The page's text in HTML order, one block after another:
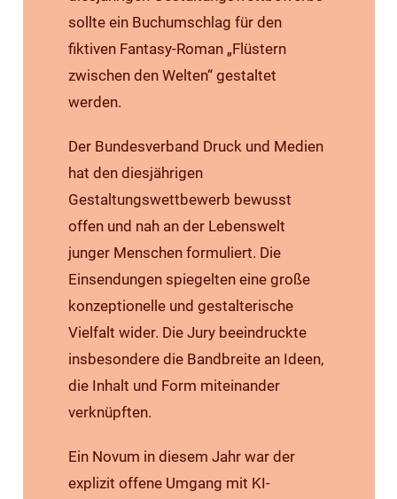
sollte ein Buchumschlag für den
fiktiven Fantasy-Roman „Flüstern
zwischen den Welten“ gestaltet
werden.
Der Bundesverband Druck und Medien
hat den diesjährigen
Gestaltungswettbewerb bewusst
offen und nah an der Lebenswelt
junger Menschen formuliert. Die
Einsendungen spiegelten eine große
konzeptionelle und gestalterische
Vielfalt wider. Die Jury beeindruckte
insbesondere die Bandbreite an Ideen,
die Inhalt und Form miteinander
verknüpften.
Ein Novum in diesem Jahr war der
explizit offene Umgang mit KI-